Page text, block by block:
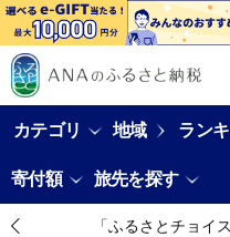
カテゴリ 地域 ラン
寄付額 旅先を探す
「ふるさとチョイ